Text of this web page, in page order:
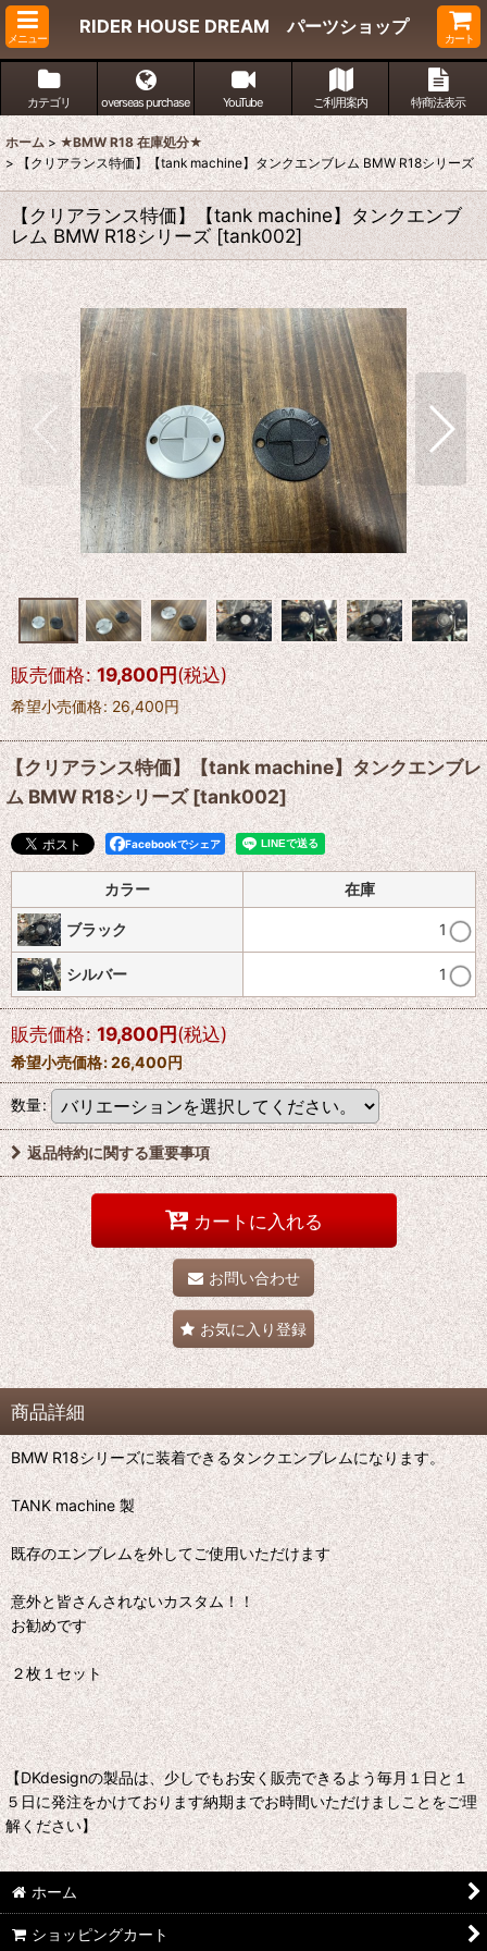
メニュー
RIDER HOUSE DREAM パーツショップ
カート
カテゴリ overseas purchase YouTube ご利用案内 特商法表示
ホーム > ★BMW R18 在庫処分★
> 【クリアランス特価】【tank machine】タンクエンブレム BMW R18シリーズ
【クリアランス特価】【tank machine】タンクエンブ
レム BMW R18シリーズ [tank002]
販売価格: 19,800円(税込)
希望小売価格: 26,400円
【クリアランス特価】【tank machine】タンクエンブレ
ム BMW R18シリーズ[tank002]
Facebookでシェア
カラー 在庫
ブラック 1
シルバー 1
販売価格: 19,800円(税込)
希望小売価格:26,400円
数量:
返品特約に関する重要事項
カートに入れる
お問い合わせ
お気に入り登録
商品詳細
BMW R18シリーズに装着できるタンクエンブレムになります。
TANK machine 製
既存のエンブレムを外してご使用いただけます
意外と皆さんされないカスタム！！
お勧めです
２枚１セット
【DKdesignの製品は、少しでもお安く販売できるよう毎月１日と１
５日に発注をかけております納期までお時間いただけましことをご理
解ください】
ホーム
ショッピングカート